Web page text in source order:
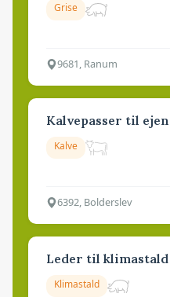
Grise
9681, Ranum
Kalvepasser til
Kalve
6392, Bolderslev
Leder til klimastald
Klimastald